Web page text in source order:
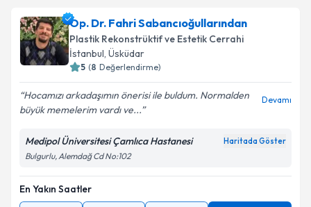
Op. Dr. Fahri Sabancıoğullarından
Plastik Rekonstrüktif ve Estetik Cerrahi
İstanbul, Üsküdar
5 (8 Değerlendirme)
Hocamızı arkadaşımın önerisi ile buldum. Normalden
büyük memelerim vardı ve...
Devamı
Medipol Üniversitesi Çamlıca Hastanesi Haritada Göster
Bulgurlu, Alemdağ Cd No:102
En Yakın Saatler